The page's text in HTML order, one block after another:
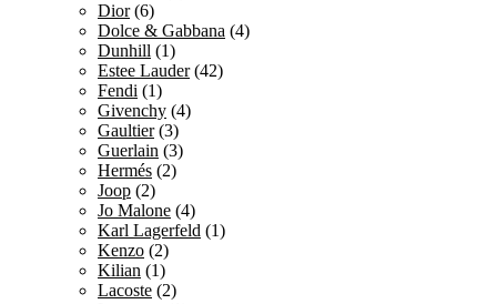
Dior (6)
Dolce & Gabbana (4)
Dunhill (1)
Estee Lauder (42)
Fendi (1)
Givenchy (4)
Gaultier (3)
Guerlain (3)
Hermés (2)
Joop (2)
Jo Malone (4)
Karl Lagerfeld (1)
Kenzo (2)
Kilian (1)
Lacoste (2)